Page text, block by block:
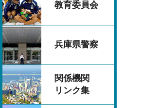
教育委員会
兵庫県警察
関係機関
リンク集